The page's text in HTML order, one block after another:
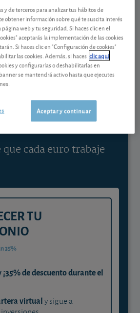
364,70 CHF
-
Ver detalladamente
reservado a SOCIOS
dinero con visión
cada euro trabaje
TU
35%
¡35% de descuento durante el
virtualy sigue a
y de terceros para analizar tus hábitos de
obtener información sobre qué te suscita interés
web y tu seguridad. Si haces clic en el
aceptarás la implementación de las cookies
Si haces clic en "Configuración de cookies"
las cookies. Además, si haces clic aquí
y configurarlas o deshabilitarlas en
se mantendrá activo hasta que ejecutes
Aceptar y continuar